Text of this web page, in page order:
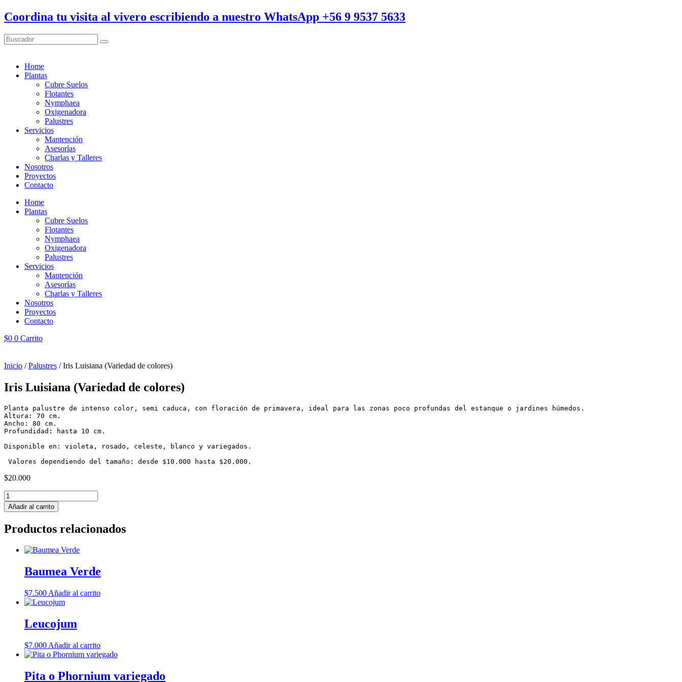
Ir
al
contenido
Coordina tu visita al vivero escribiendo a nuestro WhatsApp +56 9 9537 5633
Buscador
Home
Plantas
Cubre Suelos
Flotantes
Nymphaea
Oxigenadora
Palustres
Servicios
Mantención
Asesorías
Charlas y Talleres
Nosotros
Proyectos
Contacto
Home
Plantas
Cubre Suelos
Flotantes
Nymphaea
Oxigenadora
Palustres
Servicios
Mantención
Asesorías
Charlas y Talleres
Nosotros
Proyectos
Contacto
$0 0 Carrito
Inicio /Palustres / Iris Luisiana (Variedad de colores)
Iris Luisiana (Variedad de colores)
Planta palustre de intenso color, semi caduca, con floración de primavera, ideal para las zonas poco profundas del estanque o jardines húmedos.
Altura: 70 cm.
Ancho: 80 cm.
Profundidad: hasta 10 cm.
Disponible en: violeta, rosado, celeste, blanco y variegados.
Valores dependiendo del tamaño: desde $10.000 hasta $20.000.
$20.000
Iris
Luisiana
(Variedad
colores)
Añadir al carrito
Productos relacionados
Baumea Verde
$7.500 Añadir al carrito
Leucojum
$7.000 Añadir al carrito
Pita o Phornium variegado